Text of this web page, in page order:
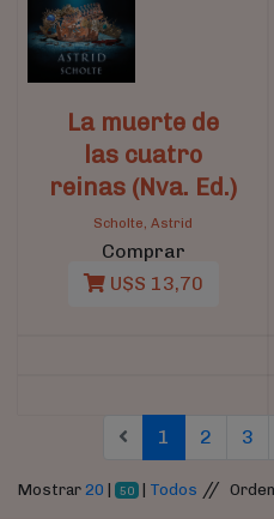
La muerte de
las cuatro
reinas (Nva. Ed.)
Scholte, Astrid
Comprar
U$S 13,70
1 (current)
2 3
Mostrar 20 | 50 | Todos //